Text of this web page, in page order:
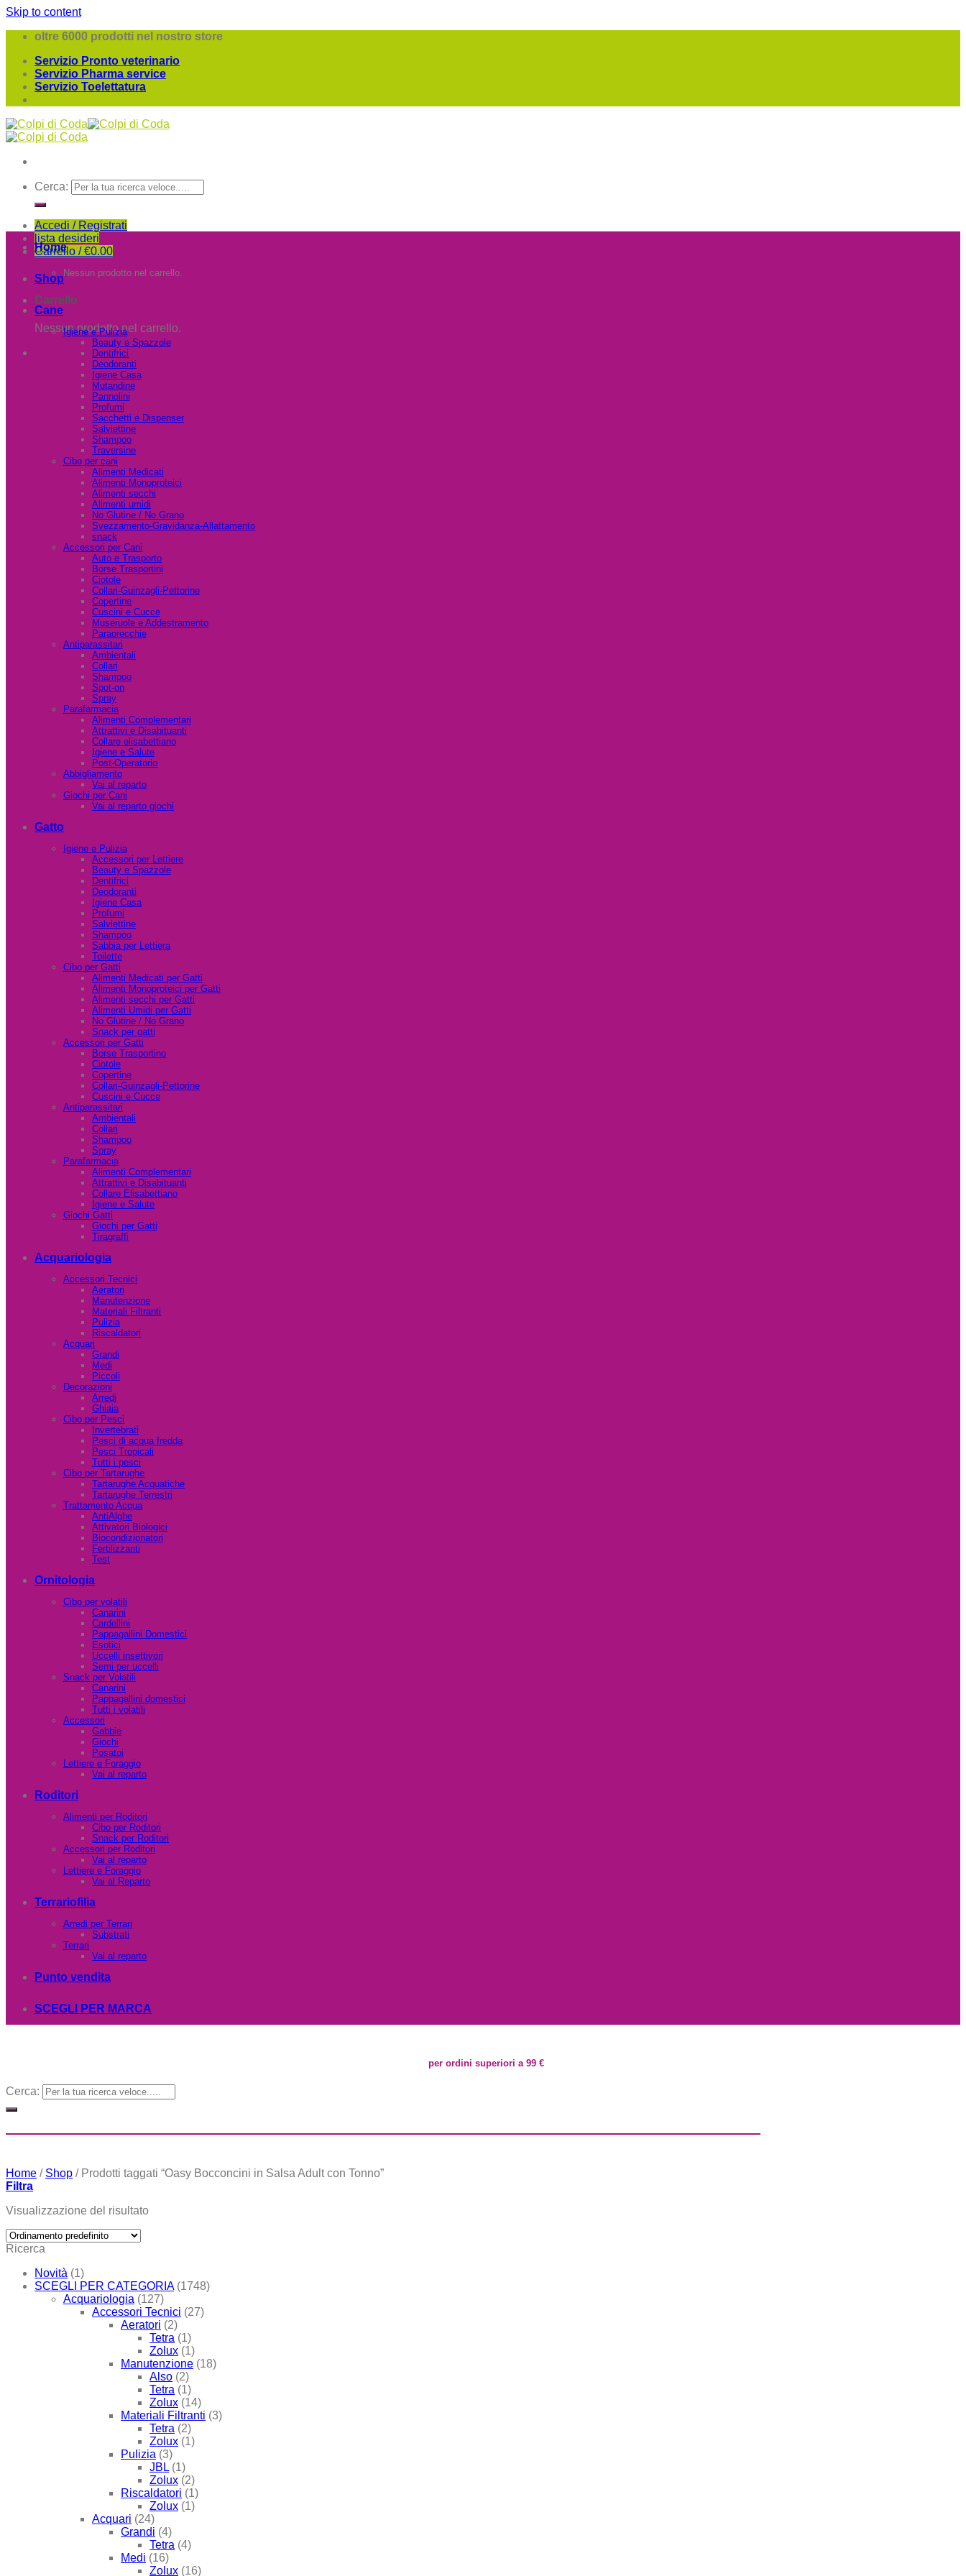
Skip to content
oltre 6000 prodotti nel nostro store
Servizio Pronto veterinario
Servizio Pharma service
Servizio Toelettatura
Cerca:
Accedi / Registrati
lista desideri
Carrello /€0.00
Nessun prodotto nel carrello.
Carrello
Nessun prodotto nel carrello.
Home
Shop
Cane
Igiene e Pulizia
Beauty e Spazzole
Dentifrici
Deodoranti
Igiene Casa
Mutandine
Pannolini
Profumi
Sacchetti e Dispenser
Salviettine
Shampoo
Traversine
Cibo per cani
Alimenti Medicati
Alimenti Monoproteici
Alimenti secchi
Alimenti umidi
No Glutine / No Grano
Svezzamento-Gravidanza-Allattamento
snack
Accessori per Cani
Auto e Trasporto
Borse Trasportini
Ciotole
Collari-Guinzagli-Pettorine
Copertine
Cuscini e Cucce
Museruole e Addestramento
Paraorecchie
Antiparassitari
Ambientali
Collari
Shampoo
Spot-on
Spray
Parafarmacia
Alimenti Complementari
Attrattivi e Disabituanti
Collare elisabettiano
Igiene e Salute
Post-Operatorio
Abbigliamento
Vai al reparto
Giochi per Cani
Vai al reparto giochi
Gatto
Igiene e Pulizia
Accessori per Lettiere
Beauty e Spazzole
Dentifrici
Deodoranti
Igiene Casa
Profumi
Salviettine
Shampoo
Sabbia per Lettiera
Toilette
Cibo per Gatti
Alimenti Medicati per Gatti
Alimenti Monoproteici per Gatti
Alimenti secchi per Gatti
Alimenti Umidi per Gatti
No Glutine / No Grano
Snack per gatti
Accessori per Gatti
Borse Trasportino
Ciotole
Copertine
Collari-Guinzagli-Pettorine
Cuscini e Cucce
Antiparassitari
Ambientali
Collari
Shampoo
Spray
Parafarmacia
Alimenti Complementari
Attrattivi e Disabituanti
Collare Elisabettiano
Igiene e Salute
Giochi Gatti
Giochi per Gatti
Tiragraffi
Acquariologia
Accessori Tecnici
Aeratori
Manutenzione
Materiali Filtranti
Pulizia
Riscaldatori
Acquari
Grandi
Medi
Piccoli
Decorazioni
Arredi
Ghiaia
Cibo per Pesci
Invertebrati
Pesci di acqua fredda
Pesci Tropicali
Tutti i pesci
Cibo per Tartarughe
Tartarughe Acquatiche
Tartarughe Terrestri
Trattamento Acqua
AntiAlghe
Attivatori Biologici
Biocondizionatori
Fertilizzanti
Test
Ornitologia
Cibo per volatili
Canarini
Cardellini
Pappagallini Domestici
Esotici
Uccelli insettivori
Semi per uccelli
Snack per Volatili
Canarini
Pappagallini domestici
Tutti i volatili
Accessori
Gabbie
Giochi
Posatoi
Lettiere e Foraggio
Vai al reparto
Roditori
Alimenti per Roditori
Cibo per Roditori
Snack per Roditori
Accessori per Roditori
Vai al reparto
Lettiere e Foraggio
Vai al Reparto
Terrariofilia
Arredi per Terrari
Substrati
Terrari
Vai al reparto
Punto vendita
SCEGLI PER MARCA
per ordini superiori a 99 €
Cerca:
Home / Shop /Prodotti taggati “Oasy Bocconcini in Salsa Adult con Tonno”
Filtra
Visualizzazione del risultato
Ricerca
Novità (1)
SCEGLI PER CATEGORIA (1748)
Acquariologia (127)
Accessori Tecnici (27)
Aeratori (2)
Tetra (1)
Zolux (1)
Manutenzione (18)
Also (2)
Tetra (1)
Zolux (14)
Materiali Filtranti (3)
Tetra (2)
Zolux (1)
Pulizia (3)
JBL (1)
Zolux (2)
Riscaldatori (1)
Zolux (1)
Acquari (24)
Grandi (4)
Tetra (4)
Medi (16)
Zolux (16)